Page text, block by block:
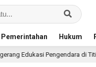
Pemerintahan Hukum
Titik Rawan Kecelakaan Lewat